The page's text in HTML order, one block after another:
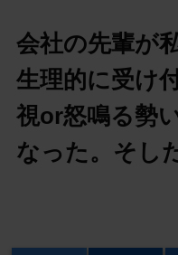
会社の先輩が
生理的に受け
視or怒鳴る勢
なった。そし